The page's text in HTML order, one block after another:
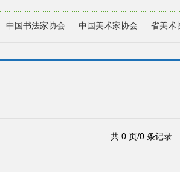
中国书法家协会 中国美术家协会 省美术
共 0 页/0 条记录